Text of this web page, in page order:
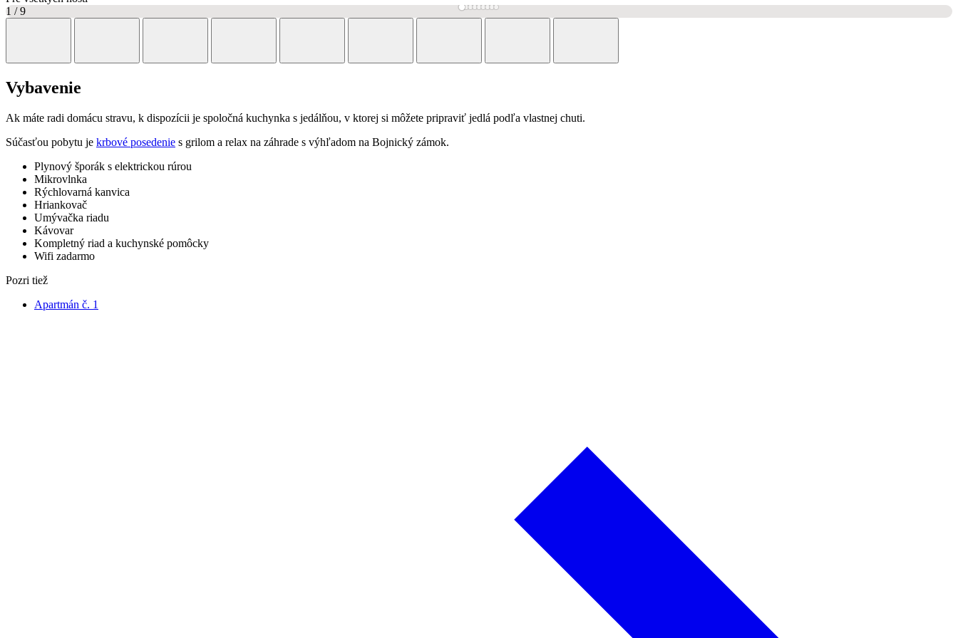
1 / 9
Vybavenie
Ak máte radi domácu stravu, k dispozícii je spoločná kuchynka s jedálňou, v ktorej si môžete pripraviť jedlá podľa vlastnej chuti.
Súčasťou pobytu je krbové posedenie s grilom a relax na záhrade s výhľadom na Bojnický zámok.
Plynový šporák s elektrickou rúrou
Mikrovlnka
Rýchlovarná kanvica
Hriankovač
Umývačka riadu
Kávovar
Kompletný riad a kuchynské pomôcky
Wifi zadarmo
Pozri tiež
Apartmán č. 1